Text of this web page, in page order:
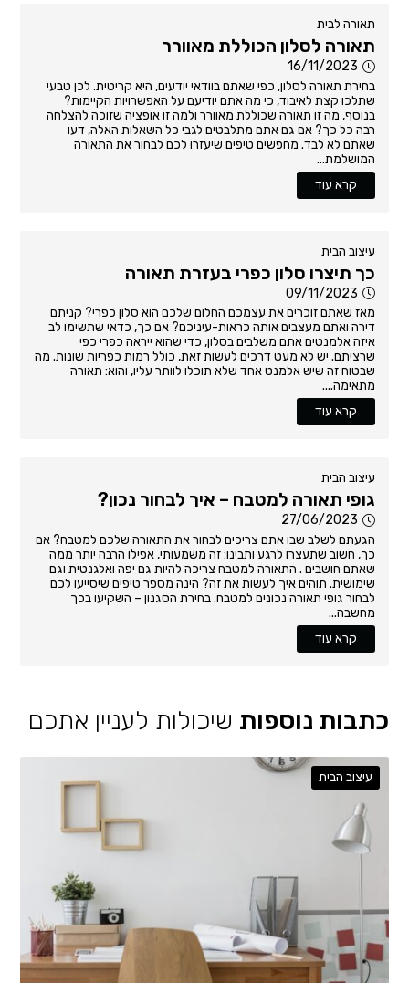
תאורה לבית
תאורה לסלון הכוללת מאוורר
16/11/2023
בחירת תאורה לסלון, כפי שאתם בוודאי יודעים, היא קריטית. לכן טבעי
שתלכו קצת לאיבוד, כי מה אתם יודיעם על האפשרויות הקיימות?
בנוסף, מה זו תאורה שכוללת מאוורר ולמה זו אופציה שזוכה להצלחה
רבה כל כך? אם גם אתם מתלבטים לגבי כל השאלות האלה, דעו
שאתם לא לבד. מחפשים טיפים שיעזרו לכם לבחור את התאורה
המושלמת...
קרא עוד
עיצוב הבית
כך תיצרו סלון כפרי בעזרת תאורה
09/11/2023
מאז שאתם זוכרים את עצמכם החלום שלכם הוא סלון כפרי? קניתם
דירה ואתם מעצבים אותה כראות-עיניכם? אם כך, כדאי שתשימו לב
איזה אלמנטים אתם משלבים בסלון, כדי שהוא ייראה כפרי כפי
שרציתם. יש לא מעט דרכים לעשות זאת, כולל רמות כפריות שונות. מה
שבטוח זה שיש אלמנט אחד שלא תוכלו לוותר עליו, והוא: תאורה
מתאימה....
קרא עוד
עיצוב הבית
גופי תאורה למטבח – איך לבחור נכון?
27/06/2023
הגעתם לשלב שבו אתם צריכים לבחור את התאורה שלכם למטבח? אם
כך, חשוב שתעצרו לרגע ותבינו: זה משמעותי, אפילו הרבה יותר ממה
שאתם חושבים . התאורה למטבח צריכה להיות גם יפה ואלגנטית וגם
שימושית. תוהים איך לעשות את זה? הינה מספר טיפים שיסייעו לכם
לבחור גופי תאורה נכונים למטבח. בחירת הסגנון – השקיעו בכך
מחשבה...
קרא עוד
כתבות נוספות שיכולות לעניין אתכם
עיצוב הבית